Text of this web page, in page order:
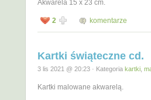
Akwarela 15 x 23 cm.
2 komentarze
Kartki świąteczne cd.
3 lis 2021 @ 20:23 · Kategoria kartki,
Kartki malowane akwarelą.